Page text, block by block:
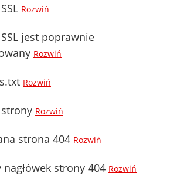
Rozwiń
jest poprawnie
Rozwiń
Rozwiń
Rozwiń
strona 404 Rozwiń
strony 404 Rozwiń